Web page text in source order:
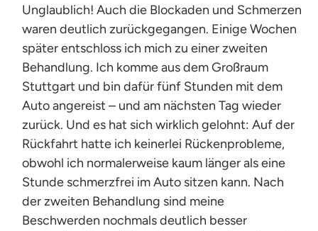
Unglaublich! Auch die Blockaden und Schmerzen
waren deutlich zurückgegangen. Einige Wochen
später entschloss ich mich zu einer zweiten
Behandlung. Ich komme aus dem Großraum
Stuttgart und bin dafür fünf Stunden mit dem
Auto angereist – und am nächsten Tag wieder
zurück. Und es hat sich wirklich gelohnt: Auf der
Rückfahrt hatte ich keinerlei Rückenprobleme,
obwohl ich normalerweise kaum länger als eine
Stunde schmerzfrei im Auto sitzen kann. Nach
der zweiten Behandlung sind meine
Beschwerden nochmals deutlich besser